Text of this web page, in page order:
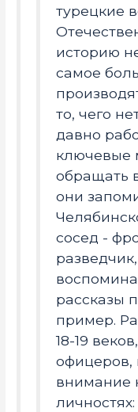
турецкие
историю
самое
то, чего
давно
ключевые
обращать
они
сосед -
рассказы
пример.
18-19
офицеров,
внимание